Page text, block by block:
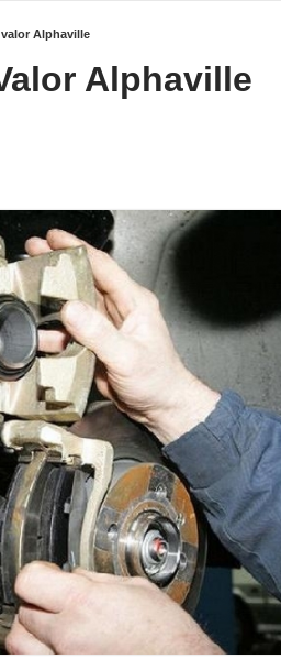
Alphaville
Alphaville